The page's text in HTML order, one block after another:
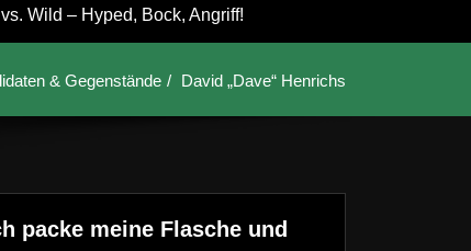
Wild – Hyped, Bock, Angriff!
& Gegenstände David „Dave“ Henrichs
packe meine Flasche und